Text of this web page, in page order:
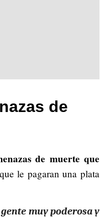
de
de muerte que
le pagaran una plata
gente muy poderosa y